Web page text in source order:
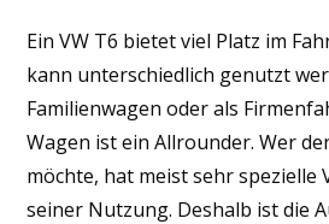
Ein VW T6 bietet viel Platz im
kann unterschiedlich genutzt
Familienwagen oder als
Wagen ist ein Allrounder. Wer
möchte, hat meist sehr spezielle
seiner Nutzung. Deshalb ist die